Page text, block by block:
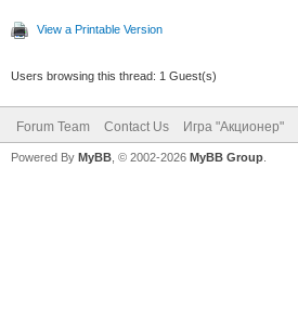
View a Printable Version
Users browsing this thread: 1 Guest(s)
Forum Team Contact Us Игра "Акционер"
Powered By MyBB , © 2002-2026 MyBB Group